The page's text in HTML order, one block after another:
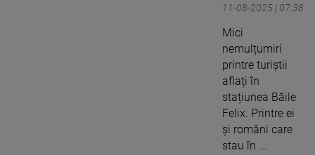
11-08-2025 | 07:38
Mici
nemulțumiri
printre turiștii
aflați în
stațiunea Băile
Felix. Printre ei
și români care
stau în ...